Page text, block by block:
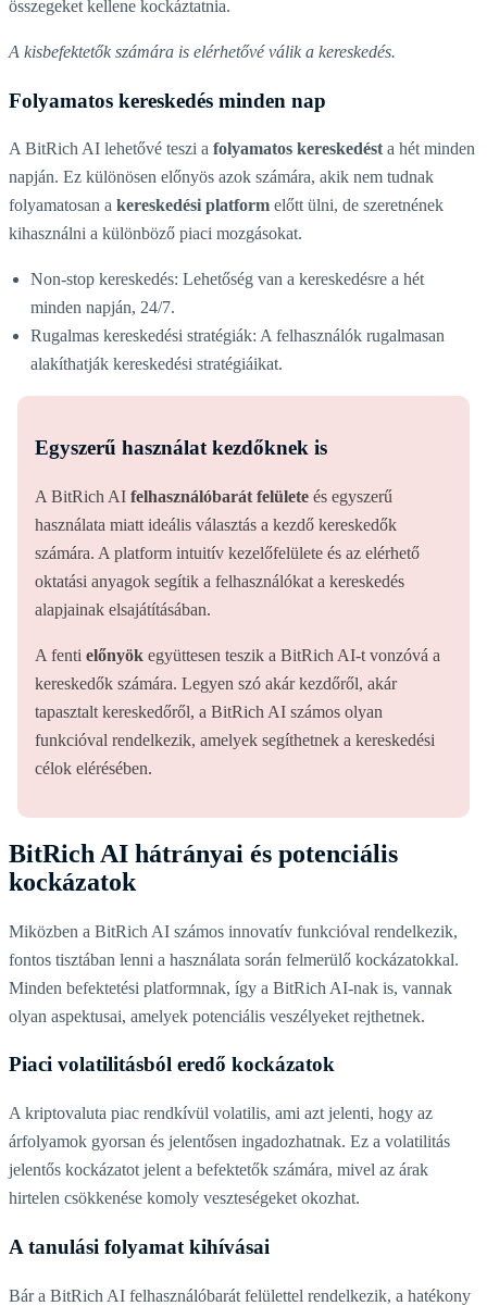
összegeket kellene kockáztatnia.
A kisbefektetők számára is elérhetővé válik a kereskedés.
Folyamatos kereskedés minden nap
A BitRich AI lehetővé teszi a folyamatos kereskedést a hét minden
napján. Ez különösen előnyös azok számára, akik nem tudnak
folyamatosan a kereskedési platform előtt ülni, de szeretnének
kihasználni a különböző piaci mozgásokat.
Non-stop kereskedés: Lehetőség van a kereskedésre a hét
minden napján, 24/7.
Rugalmas kereskedési stratégiák: A felhasználók rugalmasan
alakíthatják kereskedési stratégiáikat.
Egyszerű használat kezdőknek is
A BitRich AI felhasználóbarát felülete és egyszerű
használata miatt ideális választás a kezdő kereskedők
számára. A platform intuitív kezelőfelülete és az elérhető
oktatási anyagok segítik a felhasználókat a kereskedés
alapjainak elsajátításában.
A fenti előnyök együttesen teszik a BitRich AI-t vonzóvá a
kereskedők számára. Legyen szó akár kezdőről, akár
tapasztalt kereskedőről, a BitRich AI számos olyan
funkcióval rendelkezik, amelyek segíthetnek a kereskedési
célok elérésében.
BitRich AI hátrányai és potenciális
kockázatok
Miközben a BitRich AI számos innovatív funkcióval rendelkezik,
fontos tisztában lenni a használata során felmerülő kockázatokkal.
Minden befektetési platformnak, így a BitRich AI-nak is, vannak
olyan aspektusai, amelyek potenciális veszélyeket rejthetnek.
Piaci volatilitásból eredő kockázatok
A kriptovaluta piac rendkívül volatilis, ami azt jelenti, hogy az
árfolyamok gyorsan és jelentősen ingadozhatnak. Ez a volatilitás
jelentős kockázatot jelent a befektetők számára, mivel az árak
hirtelen csökkenése komoly veszteségeket okozhat.
A tanulási folyamat kihívásai
Bár a BitRich AI felhasználóbarát felülettel rendelkezik, a hatékony